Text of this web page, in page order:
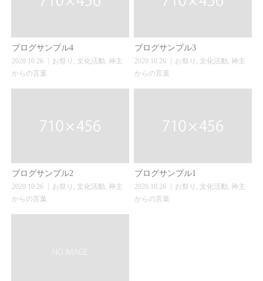
ブログサンプル4
2020.10.26 お祭り , 文化活動, 神主
からの言葉
ブログサンプル3
2020.10.26 お祭り , 文化活動, 神主
からの言葉
ブログサンプル2
2020.10.26 お祭り , 文化活動, 神主
からの言葉
ブログサンプル1
2020.10.26 お祭り , 文化活動, 神主
からの言葉